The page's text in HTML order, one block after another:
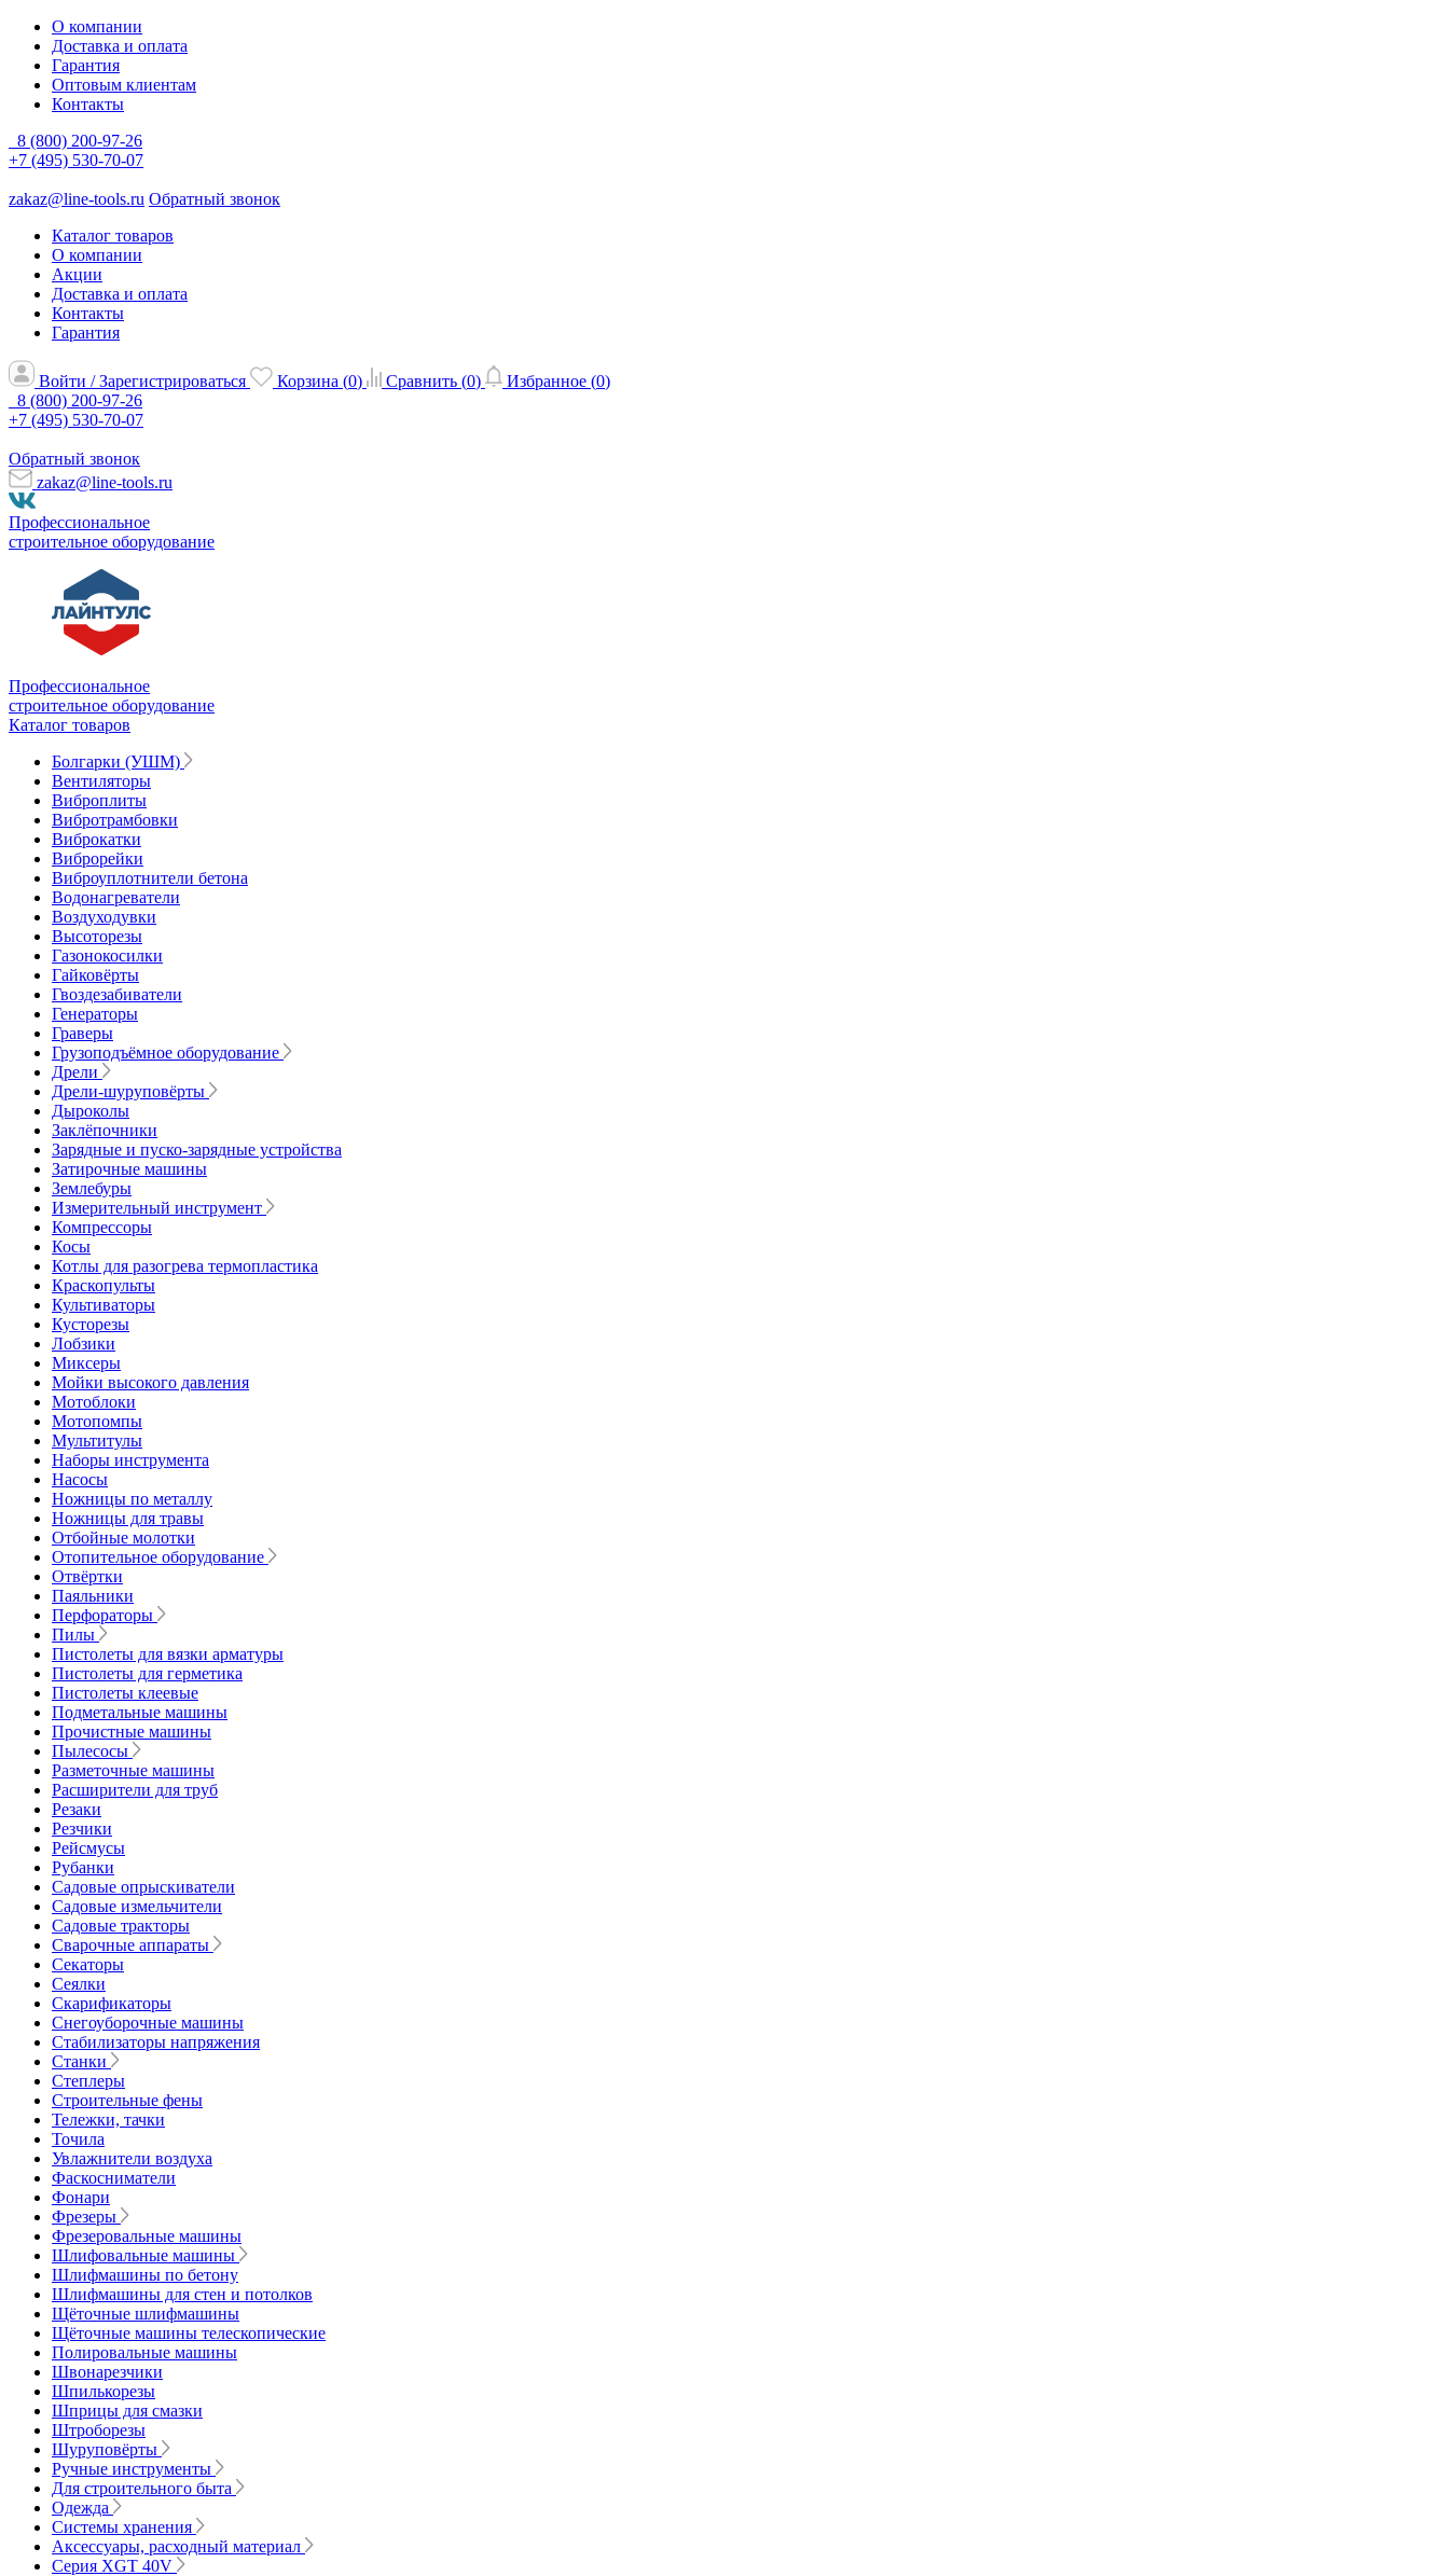
О компании
Доставка и оплата
Гарантия
Оптовым клиентам
Контакты
8 (800) 200-97-26
+7 (495) 530-70-07
zakaz@line-tools.ru Обратный звонок
Каталог товаров
О компании
Акции
Доставка и оплата
Контакты
Гарантия
Войти / Зарегистрироваться Корзина (0) Сравнить (0) Избранное (0)
8 (800) 200-97-26
+7 (495) 530-70-07
Обратный звонок
zakaz@line-tools.ru
Профессиональное
строительное оборудование
Профессиональное
строительное оборудование
Каталог товаров
Болгарки (УШМ)
Вентиляторы
Виброплиты
Вибротрамбовки
Виброкатки
Виброрейки
Виброуплотнители бетона
Водонагреватели
Воздуходувки
Высоторезы
Газонокосилки
Гайковёрты
Гвоздезабиватели
Генераторы
Граверы
Грузоподъёмное оборудование
Дрели
Дрели-шуруповёрты
Дыроколы
Заклёпочники
Зарядные и пуско-зарядные устройства
Затирочные машины
Землебуры
Измерительный инструмент
Компрессоры
Косы
Котлы для разогрева термопластика
Краскопульты
Культиваторы
Кусторезы
Лобзики
Миксеры
Мойки высокого давления
Мотоблоки
Мотопомпы
Мультитулы
Наборы инструмента
Насосы
Ножницы по металлу
Ножницы для травы
Отбойные молотки
Отопительное оборудование
Отвёртки
Паяльники
Перфораторы
Пилы
Пистолеты для вязки арматуры
Пистолеты для герметика
Пистолеты клеевые
Подметальные машины
Прочистные машины
Пылесосы
Разметочные машины
Расширители для труб
Резаки
Резчики
Рейсмусы
Рубанки
Садовые опрыскиватели
Садовые измельчители
Садовые тракторы
Сварочные аппараты
Секаторы
Сеялки
Скарификаторы
Снегоуборочные машины
Стабилизаторы напряжения
Станки
Степлеры
Строительные фены
Тележки, тачки
Точила
Увлажнители воздуха
Фаскосниматели
Фонари
Фрезеры
Фрезеровальные машины
Шлифовальные машины
Шлифмашины по бетону
Шлифмашины для стен и потолков
Щёточные шлифмашины
Щёточные машины телескопические
Полировальные машины
Швонарезчики
Шпилькорезы
Шприцы для смазки
Штроборезы
Шуруповёрты
Ручные инструменты
Для строительного быта
Одежда
Системы хранения
Аксессуары, расходный материал
Серия XGT 40V